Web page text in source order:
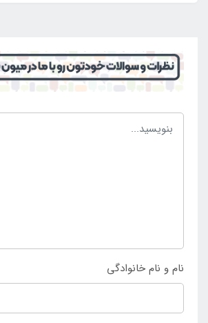
مهیا کرد و از مطالب داخل دفترچه نیز
سوالات در خصوص راه اندازی استخر
دفترچه راهنما وجود دارد که افراد می
نسبت به کسب اطلاعات بیش تر اقدام
راه اندازی را در کم ترین زمان و به راحت
نام و نام خانوادگی